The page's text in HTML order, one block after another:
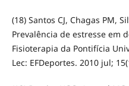
(18) Santos CJ, Chagas PM,
Prevalência de estresse em
Fisioterapia da Pontifícia
Lec: EFDeportes. 2010 jul;